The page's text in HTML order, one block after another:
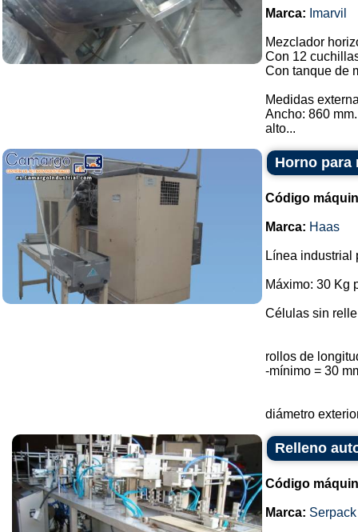
Marca: Imarvil
Mezclador
Con 12
Con tanque de
Medidas
Ancho: 860 mm.
alto...
Horno para
Código
Marca: Haas
Línea industrial
Máximo: 30 Kg
Células sin
rollos de
-mínimo = 30
diámetro
Relleno
Código
Marca: Serpack